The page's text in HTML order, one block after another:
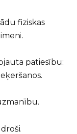
fiziskas
patiesību: